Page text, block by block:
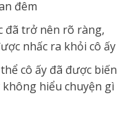
đêm
đã trở nên rõ ràng,
nhấc ra khỏi cô ấy
cô ấy đã được biến
không hiểu chuyện gì